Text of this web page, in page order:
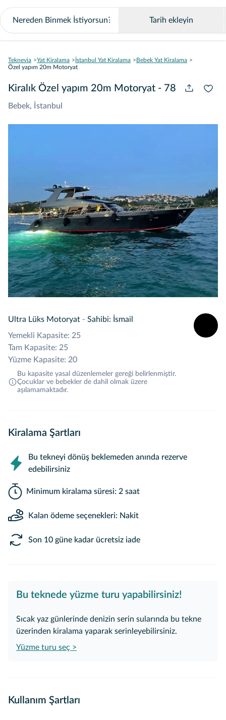
Tarih ekleyin
Teknevia Yat Kiralama İstanbul Yat Kiralama
Bebek Yat Kiralama
Özel yapım 20m Motoryat
Kiralık Özel yapım 20m Motoryat - 78
Bebek, İstanbul
Ultra Lüks Motoryat - Sahibi: İsmail
Yemekli Kapasite: 25
Tam Kapasite: 25
Yüzme Kapasite: 20
Bu kapasite yasal düzenlemeler gereği belirlenmiştir.
Çocuklar ve bebekler de dahil olmak üzere
aşılamamaktadır.
Kiralama Şartları
Bu tekneyi dönüş beklemeden anında rezerve
edebilirsiniz
Minimum kiralama süresi: 2 saat
Kalan ödeme seçenekleri: Nakit
Son 10 güne kadar ücretsiz iade
Bu teknede yüzme turu yapabilirsiniz!
Sıcak yaz günlerinde denizin serin sularında bu tekne
üzerinden kiralama yaparak serinleyebilirsiniz.
Yüzme turu seç >
Kullanım Şartları